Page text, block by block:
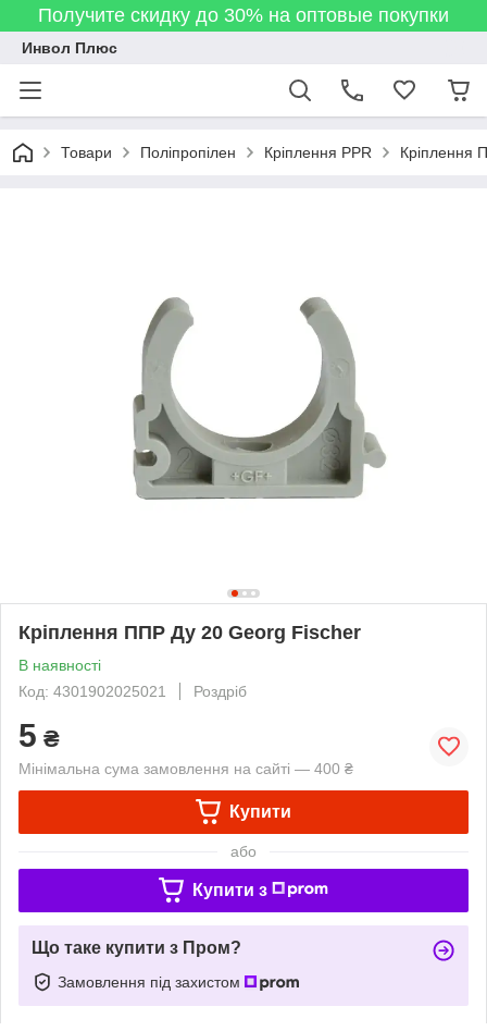
Получите скидку до 30% на оптовые покупки
Инвол Плюс
Товари Поліпропілен Кріплення PPR Кріплення
Кріплення ППР Ду 20 Georg Fischer
В наявності
Код: 4301902025021
Роздріб
5 ₴
Мінімальна сума замовлення на сайті — 400 ₴
Купити
або
Купити з
Що таке купити з Пром?
Замовлення під захистом